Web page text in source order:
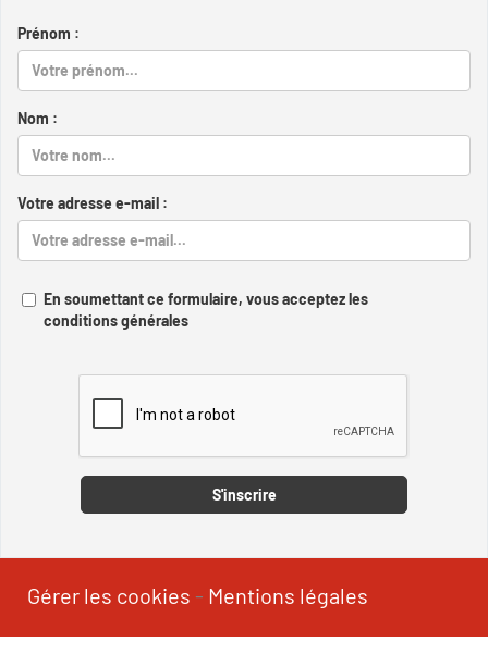
Prénom :
Nom :
Votre adresse e-mail :
En soumettant ce formulaire, vous acceptez les
conditions générales
S'inscrire
Gérer les cookies - Mentions légales